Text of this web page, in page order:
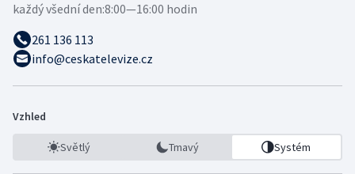
každý všední den:8:00—16:00 hodin
261 136 113
info@ceskatelevize.cz
Vzhled
Světlý Tmavý Systém